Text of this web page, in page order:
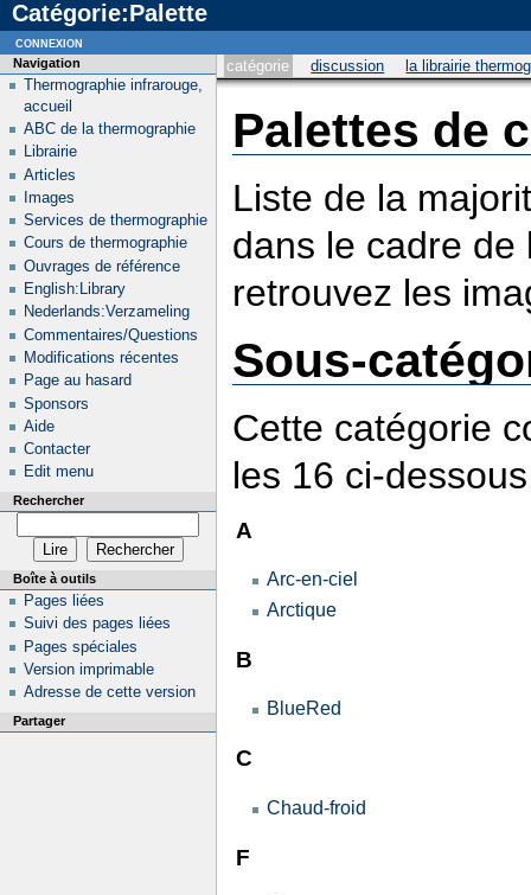
Catégorie:Palette
catégorie discussion la librairie
Palettes de
Liste de la
dans le cadre
retrouvez les
Sous-
Cette catégorie
les 16 ci-
A
Arc-en-ciel
Arctique
B
BlueRed
C
Chaud-froid
F
Navigation
Thermographie infrarouge,
accueil
ABC de la thermographie
Librairie
Articles
Images
Services de thermographie
Cours de thermographie
Ouvrages de référence
English:Library
Nederlands:Verzameling
Commentaires/Questions
Modifications récentes
Page au hasard
Sponsors
Aide
Contacter
Edit menu
Rechercher
Boîte à outils
Pages liées
Suivi des pages liées
Pages spéciales
Version imprimable
Adresse de cette version
Partager
connexion